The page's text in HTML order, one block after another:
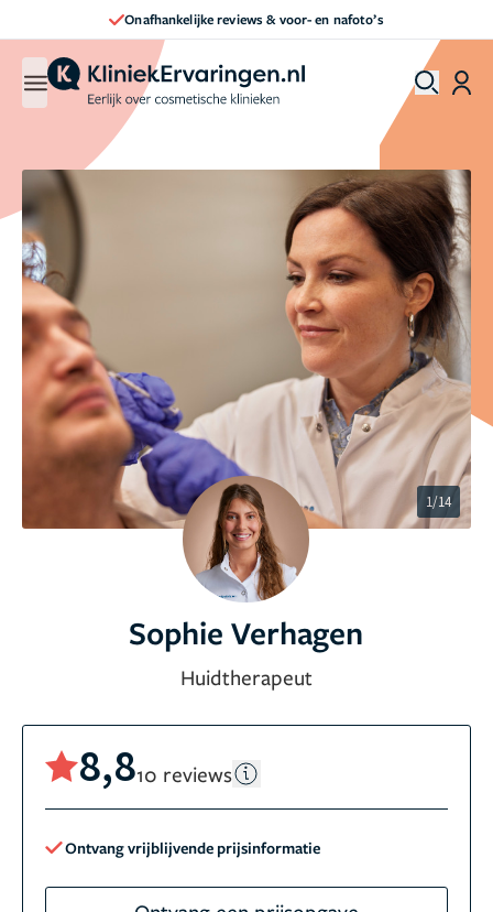
Direct een afspraak maken
1/14
Sophie Verhagen
Huidtherapeut
8,810 reviews
Ontvang vrijblijvende prijsinformatie